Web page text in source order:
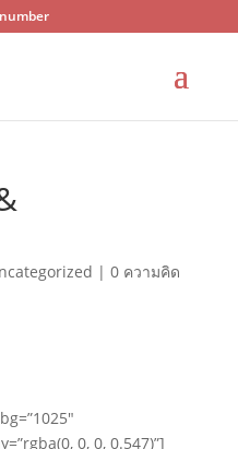
| 0 ความคิด
0, 0, 0.547)”]